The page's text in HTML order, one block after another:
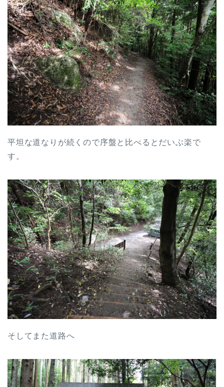
平坦な道なりが続くので序盤と比べるとだいぶ楽で
す。
そしてまた道路へ